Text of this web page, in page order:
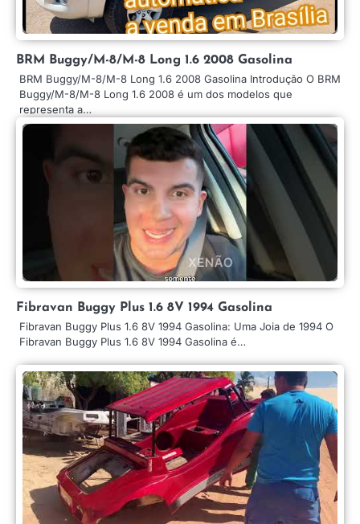
BRM Buggy/M-8/M-8 Long 1.6 2008 Gasolina
BRM Buggy/M-8/M-8 Long 1.6 2008 Gasolina Introdução O BRM
Buggy/M-8/M-8 Long 1.6 2008 é um dos modelos que
representa a…
Fibravan Buggy Plus 1.6 8V 1994 Gasolina
Fibravan Buggy Plus 1.6 8V 1994 Gasolina: Uma Joia de 1994 O
Fibravan Buggy Plus 1.6 8V 1994 Gasolina é…